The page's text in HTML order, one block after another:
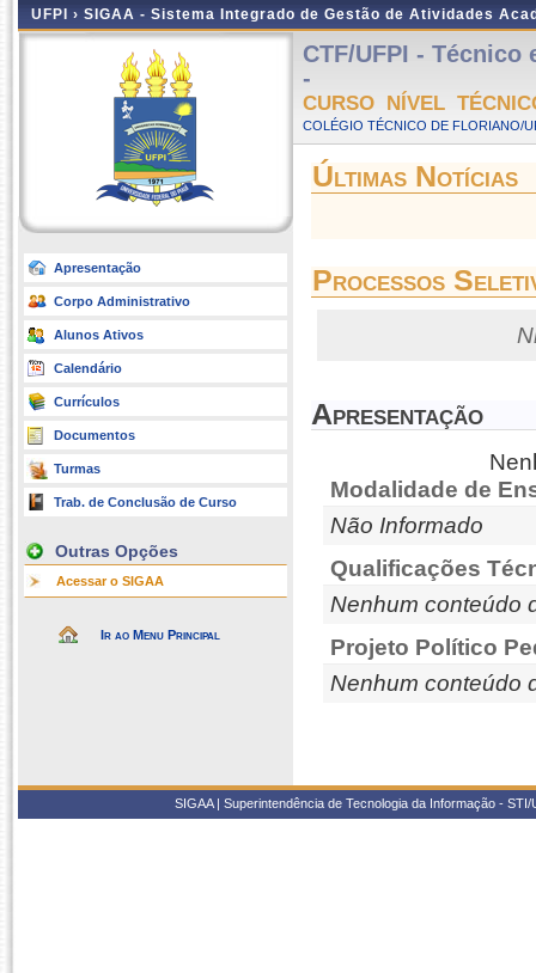
UFPI › SIGAA - Sistema Integrado de Gestão de Atividades
Apresentação
Corpo Administrativo
Alunos Ativos
Calendário
Currículos
Documentos
Turmas
Trab. de Conclusão de Curso
Outras Opções
Acessar o SIGAA
Ir ao Menu Principal
CTF/UFPI -
-
CURSO NÍVEL
COLÉGIO TÉCNICO DE FLORIANO/
Últimas Notícias
Processos
Apresentação
Modalidade de
Não Informado
Qualificações
Nenhum conteúdo
Projeto Político
Nenhum conteúdo
SIGAA | Superintendência de Tecnologia da Informação -